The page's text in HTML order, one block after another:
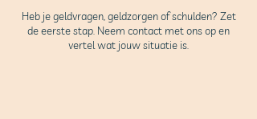
Heb je geldvragen, geldzorgen of schulden? Zet
de eerste stap. Neem contact met ons op en
vertel wat jouw situatie is.